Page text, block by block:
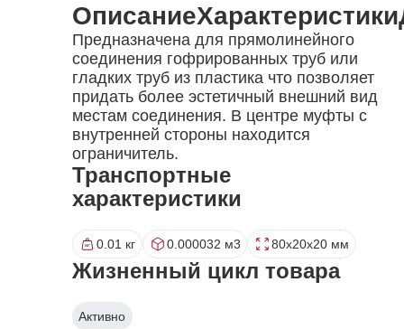
ОписаниеХарактеристики
Предназначена для прямолинейного
соединения гофрированных труб или
гладких труб из пластика что позволяет
придать более эстетичный внешний вид
местам соединения. В центре муфты с
внутренней стороны находится
ограничитель.
Транспортные
характеристики
0.01 кг 0.000032 м3 80x20x20 мм
Жизненный цикл товара
Активно